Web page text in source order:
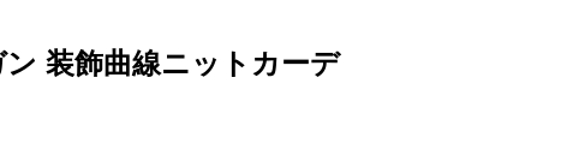
装飾曲線ニットカーデ